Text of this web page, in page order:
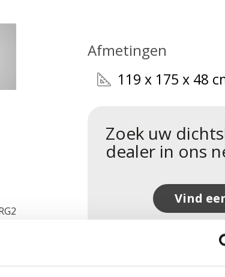
Afmetingen
119 x 175 x 48
Zoek uw
dealer in ons
Vind